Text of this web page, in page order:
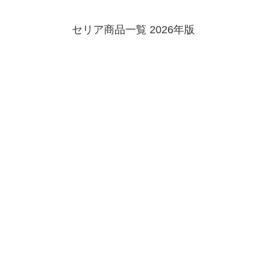
セリア商品一覧 2026年版